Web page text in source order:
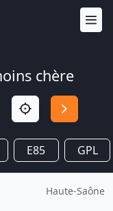
chère
E85 GPL
Haute-Saône